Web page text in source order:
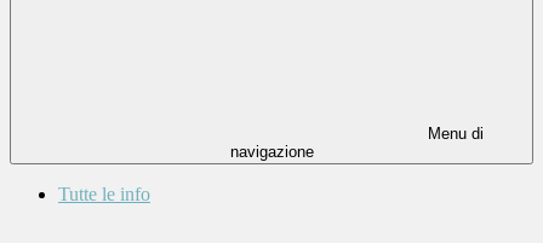
Menu di
navigazione
Tutte le info